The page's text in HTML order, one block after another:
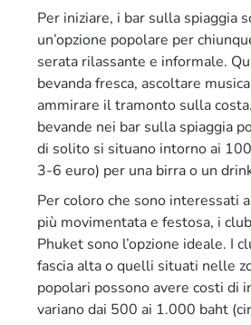
Per iniziare, i bar sulla spiaggia
un’opzione popolare per
serata rilassante e informale.
bevanda fresca, ascoltare
ammirare il tramonto sulla
bevande nei bar sulla spiaggia
di solito si situano intorno ai
3-6 euro) per una birra o un
Per coloro che sono interessati
più movimentata e festosa, i
Phuket sono l’opzione ideale. I
fascia alta o quelli situati nelle
popolari possono avere costi di
variano dai 500 ai 1.000 baht